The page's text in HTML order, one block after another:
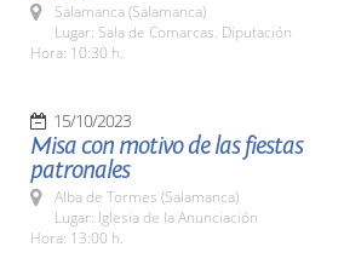
Salamanca (Salamanca)
Lugar: Sala de Comarcas. Diputación
Hora: 10:30 h.
15/10/2023
Misa con motivo de las fiestas
patronales
Alba de Tormes (Salamanca)
Lugar: Iglesia de la Anunciación
Hora: 13:00 h.